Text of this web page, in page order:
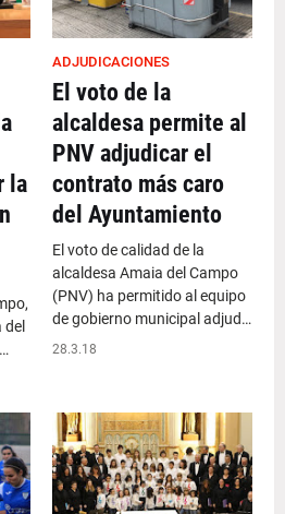
la
ADJUDICACIONES
El voto de la
alcaldesa permite al
PNV adjudicar el
contrato más caro
del Ayuntamiento
El voto de calidad de la
alcaldesa Amaia del Campo
(PNV) ha permitido al equipo
de gobierno municipal adjud…
28.3.18